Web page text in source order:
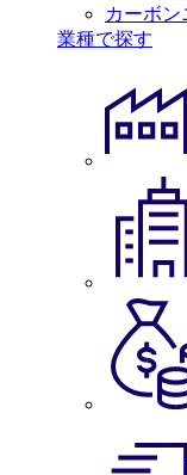
カーボ
業種で探す